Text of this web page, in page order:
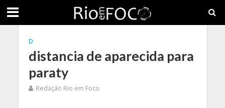
D
distancia de aparecida para
paraty
Redação Rio em Foco